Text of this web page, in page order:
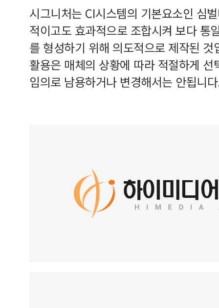
시그니처는 CI시스템의 기본요소인 심
적이고도 효과적으로 조합시켜 보다 통
를 형성하기 위해 의도적으로 제작된 것
활용은 매체의 상황에 따라 적절하게
임의로 남용하거나 변경해서는 안됩니